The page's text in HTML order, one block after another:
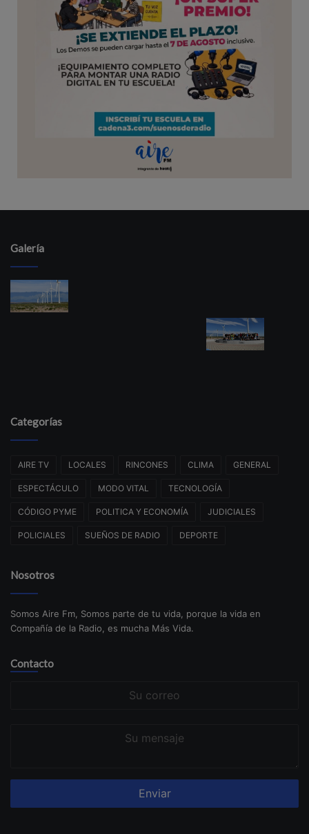
Galería
Categorías
AIRE TV LOCALES RINCONES CLIMA GENERAL
ESPECTÁCULO MODO VITAL TECNOLOGÍA
CÓDIGO PYME POLITICA Y ECONOMÍA JUDICIALES
POLICIALES SUEÑOS DE RADIO DEPORTE
Nosotros
Somos Aire Fm, Somos parte de tu vida, porque la vida en
Compañía de la Radio, es mucha Más Vida.
Contacto